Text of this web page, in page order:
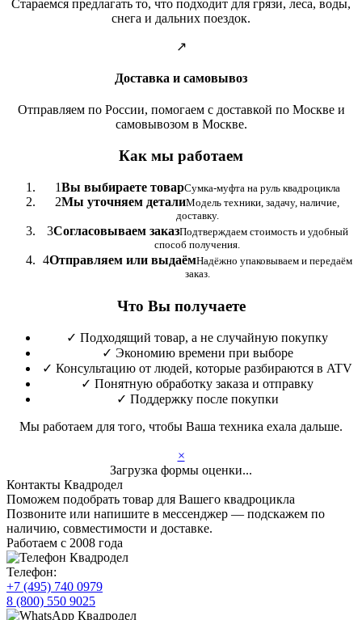
Стараемся предлагать то, что подходит для грязи, леса, воды,
снега и дальних поездок.
↗
Доставка и самовывоз
Отправляем по России, помогаем с доставкой по Москве и
самовывозом в Москве.
Как мы работаем
1Вы выбираете товарСумка-муфта на руль квадроцикла
2Мы уточняем деталиМодель техники, задачу, наличие,
доставку.
3Согласовываем заказПодтверждаем стоимость и удобный
способ получения.
4Отправляем или выдаёмНадёжно упаковываем и передаём
заказ.
Что Вы получаете
✓ Подходящий товар, а не случайную покупку
✓ Экономию времени при выборе
✓ Консультацию от людей, которые разбираются в ATV
✓ Понятную обработку заказа и отправку
✓ Поддержку после покупки
Мы работаем для того, чтобы Ваша техника ехала дальше.
×
Загрузка формы оценки...
Контакты Квадродел
Поможем подобрать товар для Вашего квадроцикла
Позвоните или напишите в мессенджер — подскажем по
наличию, совместимости и доставке.
Работаем с 2008 года
Телефон:
+7 (495) 740 0979
8 (800) 550 9025